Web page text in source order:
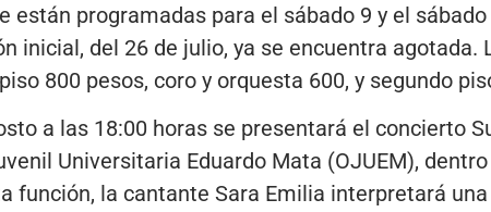
programadas para el sábado 9 y el sábado
inicial, del 26 de julio, ya se encuentra agotada.
800 pesos, coro y orquesta 600, y segundo
a las 18:00 horas se presentará el concierto
Universitaria Eduardo Mata (OJUEM),
función, la cantante Sara Emilia interpretará una